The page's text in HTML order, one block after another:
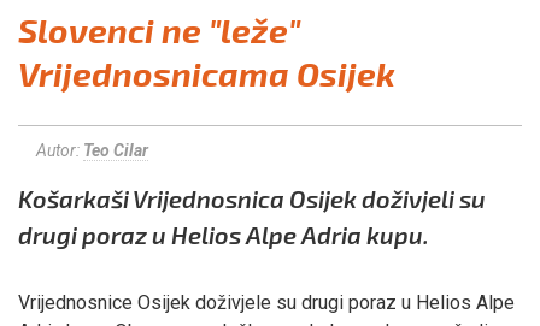
Slovenci ne "leže"
Vrijednosnicama Osijek
Autor: Teo Cilar
Košarkaši Vrijednosnica Osijek doživjeli su
drugi poraz u Helios Alpe Adria kupu.
Vrijednosnice Osijek doživjele su drugi poraz u Helios Alpe